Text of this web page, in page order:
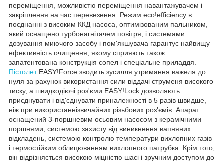
переміщення, можливістю переміщення навантажувачем і
закріплення на час перевезення. Режим eco!efficiency в
поєднанні з високим ККД насоса, оптимізованим пальником,
який оснащено турбонагнітачем повітря, і системами
дозування миючого засобу і пом'якшувача гарантує найвищу
ефективність очищення, якому сприяють також
запатентована конструкція сопел і спеціальне приладдя.
ПістолетEASY!Force зводить зусилля утримання важеля до
нуля за рахунок використання сили віддачі струменя високого
тиску, а швидкодіючі роз'єми EASY!Lock дозволяють
приєднувати і від'єднувати приналежності в 5 разів швидше,
ніж при використаннізвичайних різьбових роз'ємів. Апарат
оснащений 3-поршневим осьовим насосом з керамічними
поршнями, системою захисту від виникнення вапняних
відкладень, системою контролю температури вихлопних газів
і термостійким облицюванням вихлопного патрубка. Крім того,
він відрізняється високою міцністю шасі і зручним доступом до